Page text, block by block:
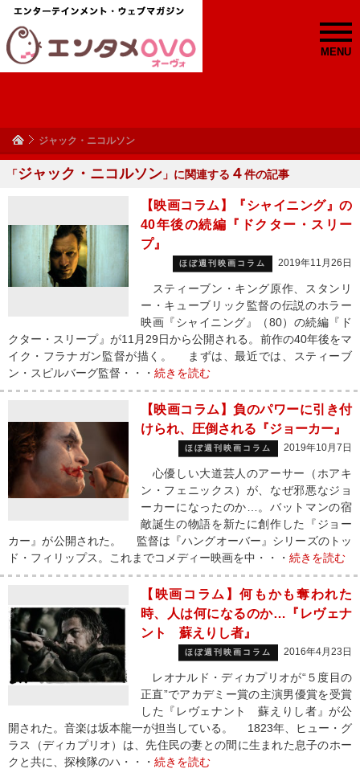
MENU
ジャック・ニコルソン
「ジャック・ニコルソン 」に関連する ４件の記事
【映画コラム】『シャイニング』の
40年後の続編『ドクター・スリー
プ』
ほぼ週刊映画コラム 2019年11月26日
スティーブン・キング原作、スタンリ
ー・キューブリック監督の伝説のホラー
映画『シャイニング』（80）の続編『ド
クター・スリープ』が11月29日から公開される。前作の40年後をマ
イク・フラナガン監督が描く。 まずは、最近では、スティーブ
ン・スピルバーグ監督・・・ 続きを読む
【映画コラム】負のパワーに引き付
けられ、圧倒される『ジョーカー』
ほぼ週刊映画コラム 2019年10月7日
心優しい大道芸人のアーサー（ホアキ
ン・フェニックス）が、なぜ邪悪なジョ
ーカーになったのか…。バットマンの宿
敵誕生の物語を新たに創作した『ジョー
カー』が公開された。 監督は『ハングオーバー』シリーズのトッ
ド・フィリップス。これまでコメディー映画を中・・・ 続きを読む
【映画コラム】何もかも奪われた
時、人は何になるのか…『レヴェナ
ント 蘇えりし者』
ほぼ週刊映画コラム 2016年4月23日
レオナルド・ディカプリオが“５度目の
正直”でアカデミー賞の主演男優賞を受賞
した『レヴェナント 蘇えりし者』が公
開された。音楽は坂本龍一が担当している。 1823年、ヒュー・グ
ラス（ディカプリオ）は、先住民の妻との間に生まれた息子のホー
クと共に、探検隊のハ・・・ 続きを読む